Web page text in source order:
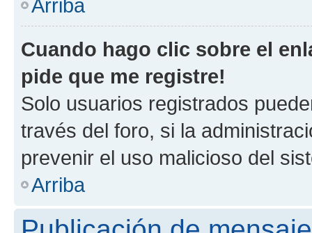
Arriba
Cuando hago clic sobre el
pide que me registre!
Solo usuarios registrados
través del foro, si la
prevenir el uso malicioso del
Arriba